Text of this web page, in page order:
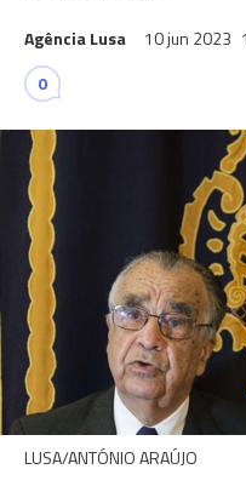
Agência Lusa 10 jun 2023
0
LUSA/ANTÓNIO ARAÚJO